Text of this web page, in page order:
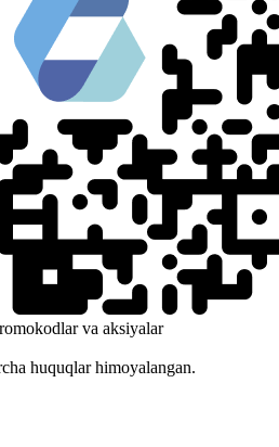
va aksiyalar
huquqlar himoyalangan.